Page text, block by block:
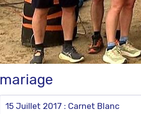
mariage
15 Juillet 2017 : Carnet Blanc